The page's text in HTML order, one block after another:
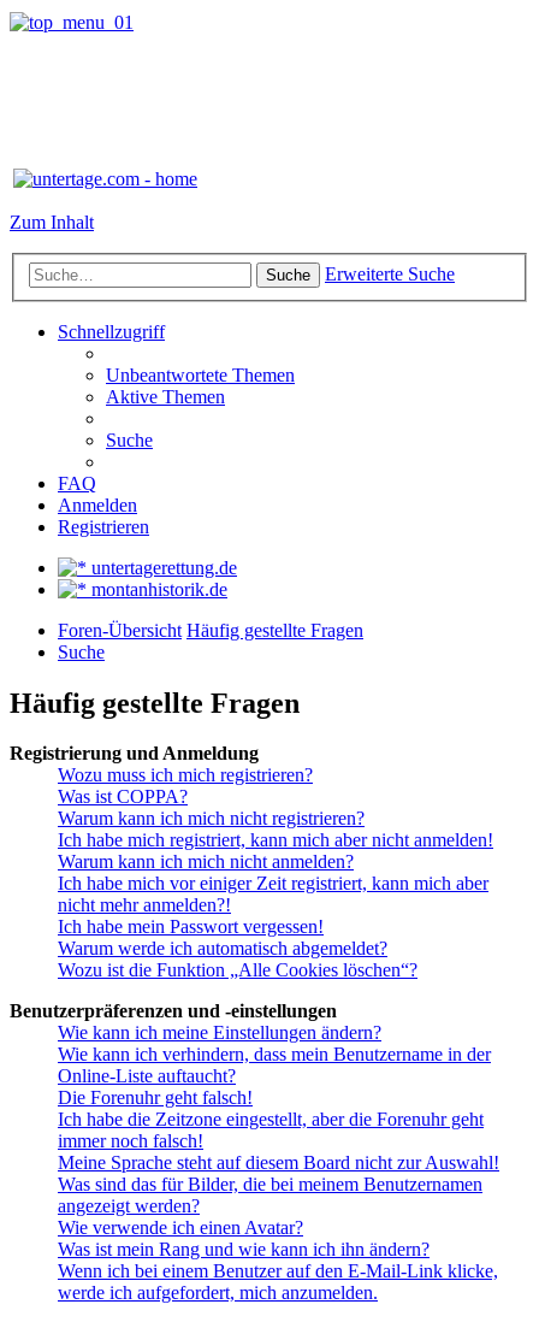
Zum Inhalt
Suche Erweiterte Suche
Schnellzugriff
Unbeantwortete Themen
Aktive Themen
Suche
FAQ
Anmelden
Registrieren
untertagerettung.de
montanhistorik.de
Foren-Übersicht Häufig gestellte Fragen
Suche
Häufig gestellte Fragen
Registrierung und Anmeldung
Wozu muss ich mich registrieren?
Was ist COPPA?
Warum kann ich mich nicht registrieren?
Ich habe mich registriert, kann mich aber nicht anmelden!
Warum kann ich mich nicht anmelden?
Ich habe mich vor einiger Zeit registriert, kann mich aber
nicht mehr anmelden?!
Ich habe mein Passwort vergessen!
Warum werde ich automatisch abgemeldet?
Wozu ist die Funktion „Alle Cookies löschen“?
Benutzerpräferenzen und -einstellungen
Wie kann ich meine Einstellungen ändern?
Wie kann ich verhindern, dass mein Benutzername in der
Online-Liste auftaucht?
Die Forenuhr geht falsch!
Ich habe die Zeitzone eingestellt, aber die Forenuhr geht
immer noch falsch!
Meine Sprache steht auf diesem Board nicht zur Auswahl!
Was sind das für Bilder, die bei meinem Benutzernamen
angezeigt werden?
Wie verwende ich einen Avatar?
Was ist mein Rang und wie kann ich ihn ändern?
Wenn ich bei einem Benutzer auf den E-Mail-Link klicke,
werde ich aufgefordert, mich anzumelden.